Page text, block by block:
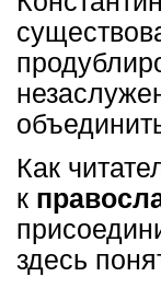
Как
к
здесь